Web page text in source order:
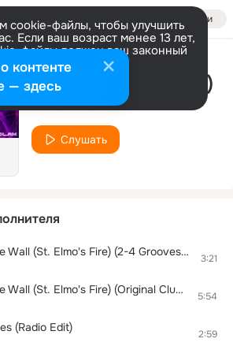
Войти
cookie-файлы, чтобы улучшить
Если ваш возраст менее 13 лет,
файлы должен ваш законный
Больше информации
Настроить
Your Lies (Club Edit)
2-4 Grooves
Слушать
Writing on the Wall (St. Elmo's Fire) (2-4 Grooves Radio Edit) 3:21
Writing on the Wall (St. Elmo's Fire) (Original Club Mix) 5:54
(Radio Edit) 2:59
контенте
— здесь